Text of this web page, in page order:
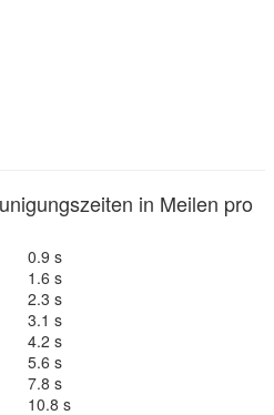
in Meilen pro
0.9 s
1.6 s
2.3 s
3.1 s
4.2 s
5.6 s
7.8 s
10.8 s